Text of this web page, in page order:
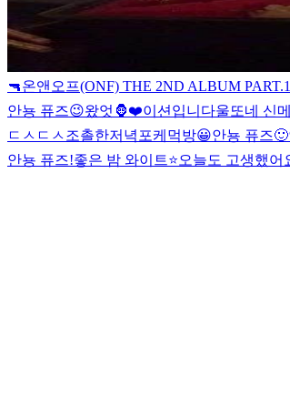
🔫온앤오프(ONF) THE 2ND ALBUM
안뇽 퓨즈😉왔엇🦍❤️이션입니다울또네 신
ㄷㅅ ㄷㅅ조촐한저녁 포케먹방😀안뇽 퓨즈🙂
안뇽 퓨즈!좋은 밤 와이트⭐️오늘도 고생했어